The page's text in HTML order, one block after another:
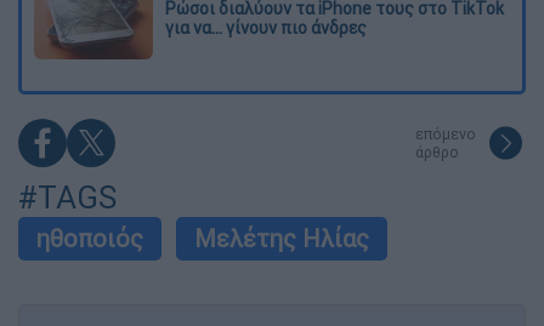
Ρώσοι διαλύουν τα iPhone τους στο TikTok
για να... γίνουν πιο άνδρες
επόμενο
άρθρο
#TAGS
ηθοποιός Μελέτης Ηλίας